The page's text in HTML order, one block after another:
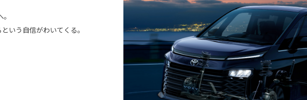
いう自信がわいてくる。